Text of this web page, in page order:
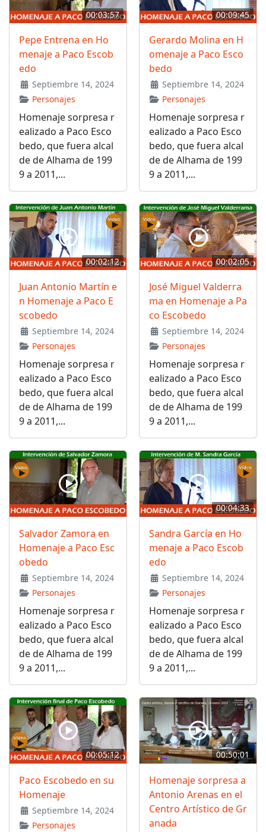
00:03:57
Pepe Entrena en Ho
menaje a Paco Escob
edo
Septiembre 14, 2024
Personajes
Homenaje sorpresa r
ealizado a Paco Esco
bedo, que fuera alcal
de de Alhama de 199
9 a 2011,...
00:09:45
Gerardo Molina en H
omenaje a Paco Esco
bedo
Septiembre 14, 2024
Personajes
Homenaje sorpresa r
ealizado a Paco Esco
bedo, que fuera alcal
de de Alhama de 199
9 a 2011,...
00:02:12
Juan Antonio Martín e
n Homenaje a Paco E
scobedo
Septiembre 14, 2024
Personajes
Homenaje sorpresa r
ealizado a Paco Esco
bedo, que fuera alcal
de de Alhama de 199
9 a 2011,...
00:02:05
José Miguel Valderra
ma en Homenaje a Pa
co Escobedo
Septiembre 14, 2024
Personajes
Homenaje sorpresa r
ealizado a Paco Esco
bedo, que fuera alcal
de de Alhama de 199
9 a 2011,...
Salvador Zamora en
Homenaje a Paco Esc
obedo
Septiembre 14, 2024
Personajes
Homenaje sorpresa r
ealizado a Paco Esco
bedo, que fuera alcal
de de Alhama de 199
9 a 2011,...
00:04:33
Sandra García en Ho
menaje a Paco Escob
edo
Septiembre 14, 2024
Personajes
Homenaje sorpresa r
ealizado a Paco Esco
bedo, que fuera alcal
de de Alhama de 199
9 a 2011,...
00:05:12
Paco Escobedo en su
Homenaje
Septiembre 14, 2024
Personajes
00:50:01
Homenaje sorpresa a
Antonio Arenas en el
Centro Artístico de Gr
anada